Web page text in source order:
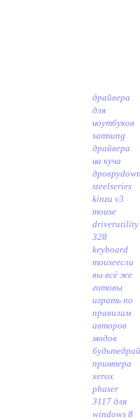
драйвера
для
ноутбуков
samsung
драйвера
на куча
дровру
steelseries
kinzu v3
mouse
driverutility
328
keyboard
mouseесли
вы всё же
готовы
играть по
правилам
авторов
модов
будьте
принтера
xerox
phaser
3117 для
windows 8